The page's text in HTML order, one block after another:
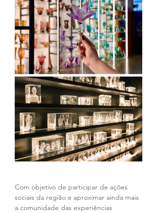
Com objetivo de participar de ações
sociais da região e aproximar ainda mais
a comunidade das experiências